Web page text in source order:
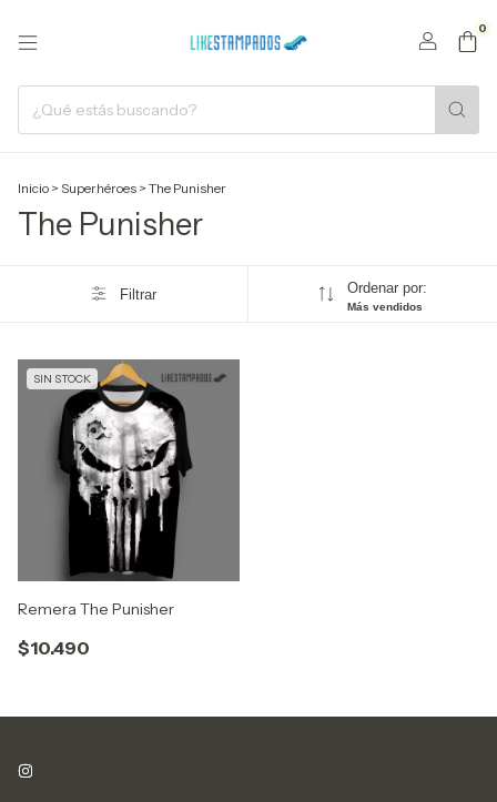
0
Inicio > Superhéroes > The Punisher
The Punisher
Filtrar Ordenar por:
Más vendidos
SIN STOCK
Remera The Punisher
$10.490